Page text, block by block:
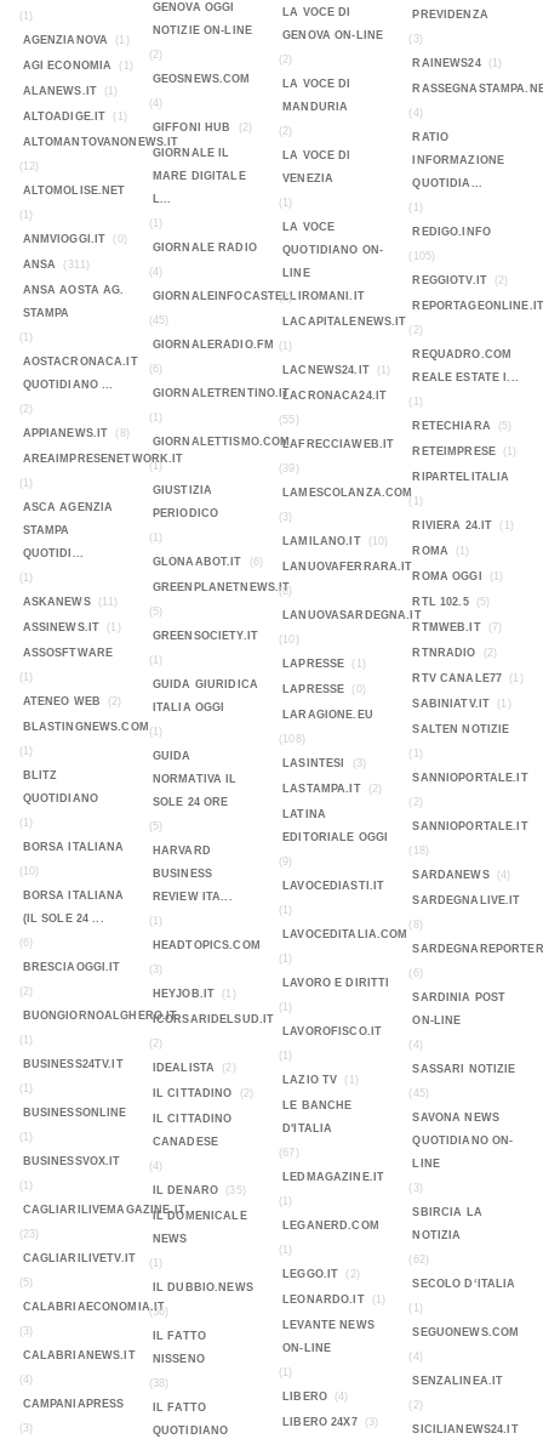
(1)
AGENZIANOVA
(1)
AGI ECONOMIA (1)
ALANEWS.IT (1)
ALTOADIGE.IT (1)
ALTOMANTOVANONEWS.IT
(12)
ALTOMOLISE.NET
(1)
ANMVIOGGI.IT
(0)
ANSA (311)
ANSA AOSTA AG.
STAMPA
(1)
AOSTACRONACA.IT
QUOTIDIANO ...
(2)
APPIANEWS.IT
(8)
AREAIMPRESENETWORK.IT
(1)
ASCA AGENZIA
STAMPA
QUOTIDI...
(1)
ASKANEWS
(11)
ASSINEWS.IT (1)
ASSOSFTWARE
(1)
ATENEO WEB
(2)
BLASTINGNEWS.COM
(1)
BLITZ
QUOTIDIANO
(1)
BORSA ITALIANA
(10)
BORSA ITALIANA
(IL SOLE 24 ...
(6)
BRESCIAOGGI.IT
(2)
BUONGIORNOALGHERO.IT
(1)
BUSINESS24TV.IT
(1)
BUSINESSONLINE
(1)
BUSINESSVOX.IT
(1)
CAGLIARILIVEMAGAZINE.IT
(23)
CAGLIARILIVETV.IT
(5)
CALABRIAECONOMIA.IT
(3)
CALABRIANEWS.IT
(4)
CAMPANIAPRESS
(3)
GENOVA OGGI
NOTIZIE ON-LINE
(2)
GEOSNEWS.COM
(4)
GIFFONI HUB
(2)
GIORNALE IL
MARE DIGITALE
L...
(1)
GIORNALE RADIO
(4)
GIORNALEINFOCASTELLIROMANI.IT
(45)
GIORNALERADIO.FM
(6)
GIORNALETRENTINO.IT
(1)
GIORNALETTISMO.COM
(1)
GIUSTIZIA
PERIODICO
(1)
GLONAABOT.IT
(6)
GREENPLANETNEWS.IT
(5)
GREENSOCIETY.IT
(1)
GUIDA GIURIDICA
ITALIA OGGI
(1)
GUIDA
NORMATIVA IL
SOLE 24 ORE
(5)
HARVARD
BUSINESS
REVIEW ITA...
(1)
HEADTOPICS.COM
(3)
HEYJOB.IT
(1)
ICORSARIDELSUD.IT
(2)
IDEALISTA
(2)
IL CITTADINO (2)
IL CITTADINO
CANADESE
(4)
IL DENARO
(35)
IL DOMENICALE
NEWS
(1)
IL DUBBIO.NEWS
(36)
IL FATTO
NISSENO
(38)
IL FATTO
QUOTIDIANO
LA VOCE DI
GENOVA ON-LINE
(2)
LA VOCE DI
MANDURIA
(2)
LA VOCE DI
VENEZIA
(1)
LA VOCE
QUOTIDIANO ON-
LINE
(2)
LACAPITALENEWS.IT
(1)
LACNEWS24.IT
(1)
LACRONACA24.IT
(55)
LAFRECCIAWEB.IT
(39)
LAMESCOLANZA.COM
(3)
LAMILANO.IT
(10)
LANUOVAFERRARA.IT
(8)
LANUOVASARDEGNA.IT
(10)
LAPRESSE
(1)
LAPRESSE (0)
LARAGIONE.EU
(108)
LASINTESI
(3)
LASTAMPA.IT (2)
LATINA
EDITORIALE OGGI
(9)
LAVOCEDIASTI.IT
(1)
LAVOCEDITALIA.COM
(1)
LAVORO E DIRITTI
(1)
LAVOROFISCO.IT
(1)
LAZIO TV
(1)
LE BANCHE
D'ITALIA
(67)
LEDMAGAZINE.IT
(1)
LEGANERD.COM
(1)
LEGGO.IT
(2)
LEONARDO.IT (1)
LEVANTE NEWS
ON-LINE
(1)
LIBERO
(4)
LIBERO 24X7 (3)
PREVIDENZA
(3)
RAINEWS24
(1)
(4)
RATIO
INFORMAZIONE
QUOTIDIA...
(1)
REDIGO.INFO
(105)
REGGIOTV.IT
(2)
REPORTAGEONLINE.IT
(2)
REQUADRO.COM
REALE ESTATE I...
(1)
RETECHIARA
(5)
RETEIMPRESE (1)
RIPARTELITALIA
(1)
RIVIERA 24.IT
(1)
ROMA (1)
ROMA OGGI (1)
RTL 102.5 (5)
RTMWEB.IT (7)
RTNRADIO (2)
RTV CANALE77 (1)
SABINIATV.IT (1)
SALTEN NOTIZIE
(1)
SANNIOPORTALE.IT
(2)
SANNIOPORTALE.IT
(18)
SARDANEWS
(4)
SARDEGNALIVE.IT
(8)
(6)
SARDINIA POST
ON-LINE
(4)
SASSARI NOTIZIE
(45)
SAVONA NEWS
QUOTIDIANO ON-
LINE
(3)
SBIRCIA LA
NOTIZIA
(62)
SECOLO D‘ITALIA
(1)
SEGUONEWS.COM
(4)
SENZALINEA.IT
(2)
SICILIANEWS24.IT